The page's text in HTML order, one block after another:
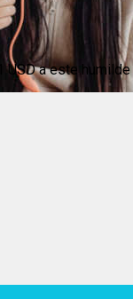
USD a este